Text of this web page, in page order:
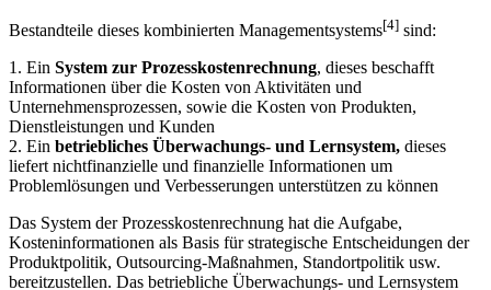
Bestandteile dieses kombinierten Managementsystems[4] sind:
1. Ein System zur Prozesskostenrechnung, dieses beschafft
Informationen über die Kosten von Aktivitäten und
Unternehmensprozessen, sowie die Kosten von Produkten,
Dienstleistungen und Kunden
2. Ein betriebliches Überwachungs- und Lernsystem, dieses
liefert nicht­finanzielle und finanzielle Informationen um
Problemlösungen und Verbesserun­gen unterstützen zu können
Das System der Prozesskostenrechnung hat die Aufgabe,
Kosteninformationen als Basis für strategische Entscheidungen der
Produktpolitik, Outsourcing-Maßnahmen, Standort­politik usw.
bereitzustellen. Das betriebliche Überwachungs- und Lernsystem